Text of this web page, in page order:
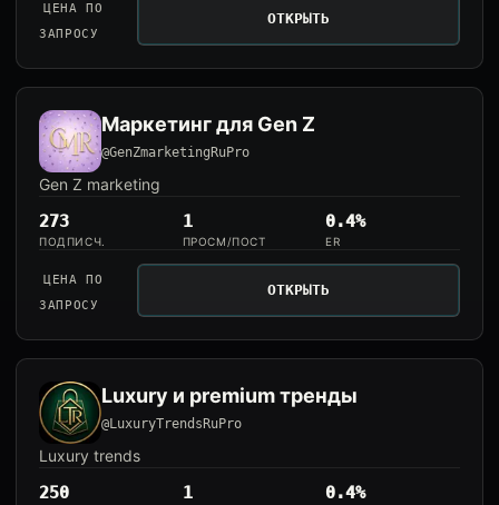
ЦЕНА ПО
ЗАПРОСУ
ОТКРЫТЬ
Маркетинг для Gen Z
@GenZmarketingRuPro
Gen Z marketing
273
ПОДПИСЧ.
1
ПРОСМ/ПОСТ
0.4%
ER
ЦЕНА ПО
ЗАПРОСУ
ОТКРЫТЬ
Luxury и premium тренды
@LuxuryTrendsRuPro
Luxury trends
250 1 0.4%